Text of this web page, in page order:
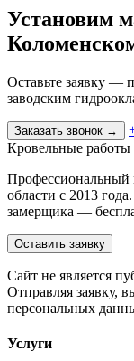
Установим
Оставьте заявку —
заводским
Заказать звонок →
Кровельные работы
Профессиональный
области с 2013
замерщика —
Оставить заявку
Cайт не является
Отправляя заявку,
персональных
Услуги